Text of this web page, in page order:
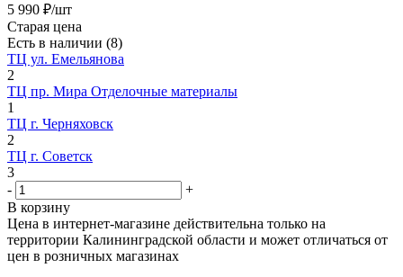
5 990 ₽/шт
Старая цена
Есть в наличии (8)
ТЦ ул. Емельянова
2
ТЦ пр. Мира Отделочные материалы
1
ТЦ г. Черняховск
2
ТЦ г. Советск
3
-
+
В корзину
Цена в интернет-магазине действительна только на
территории Калининградской области и может отличаться от
цен в розничных магазинах